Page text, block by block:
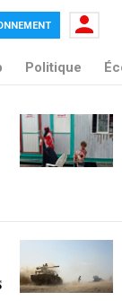
Politique